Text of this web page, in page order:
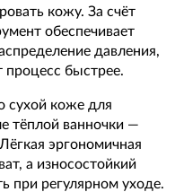
кожу. За счёт
обеспечивает
давления,
процесс быстрее.
сухой коже для
тёплой ванночки —
эргономичная
а износостойкий
при регулярном уходе.